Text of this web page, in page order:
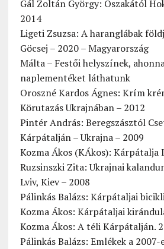
Gál Zoltán György: Oszakától
2014
Ligeti Zsuzsa: A haranglábak
Göcsej – 2020 – Magyarország
Málta – Festői helyszínek,
naplementéket láthatunk
Oroszné Kardos Ágnes: Krím
Körutazás Ukrajnában – 2012
Pintér András: Beregszásztól
Kárpátalján – Ukrajna – 2009
Kozma Ákos (KÁkos):
Ruzsinszki Zita: Ukrajnai
Lviv, Kiev – 2008
Pálinkás Balázs: Kárpátaljai
Kozma Ákos: Kárpátaljai
Kozma Ákos: A téli Kárpátalján.
Pálinkás Balázs: Emlékek a